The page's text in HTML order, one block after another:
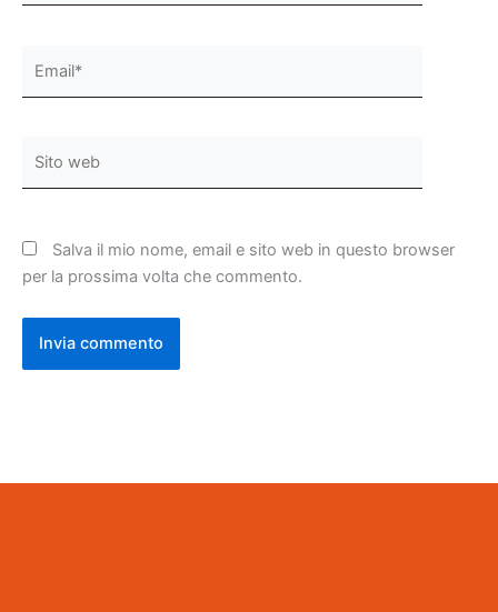
Salva il mio nome, email e sito web in questo browser
per la prossima volta che commento.